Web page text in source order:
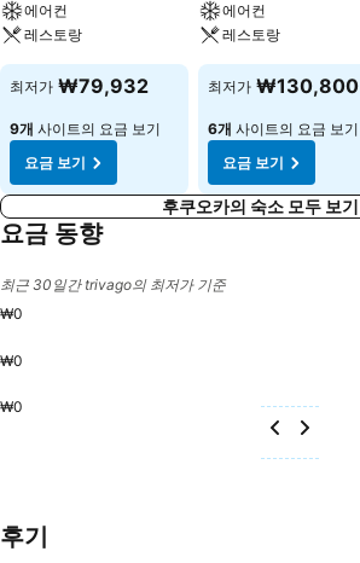
에어컨
레스토랑
최저가 ₩79,932
9개 사이트의 요금 보기
요금 보기
에어컨
레스토랑
최저가 ₩130,800
6개 사이트의 요금 보기
요금 보기
후쿠오카의 숙소 모두 보기
요금 동향
최근 30일간 trivago의 최저가 기준
₩0
₩0
₩0
후기